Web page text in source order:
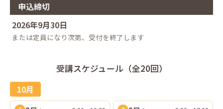
申込締切
2026年9月30日
または定員になり次第、受付を終了します
受講スケジュール（全20回）
10月